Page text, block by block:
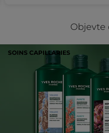
Vhoďte flakon do koše na tříděný
Objevte
SOINS CAPILLARIES